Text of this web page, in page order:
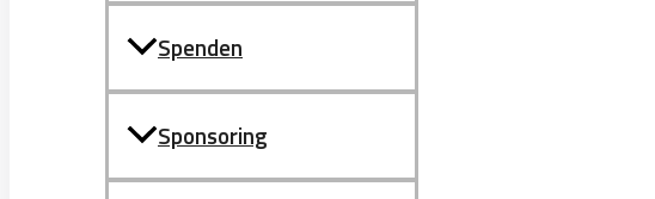
Spenden
Sponsoring